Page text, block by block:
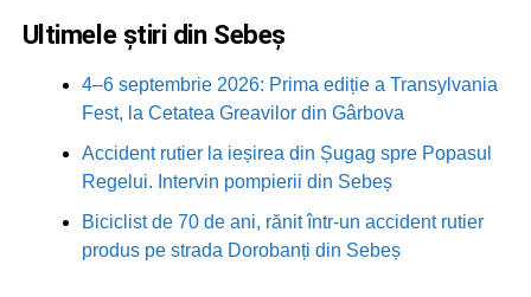
Ultimele știri din Sebeș
4–6 septembrie 2026: Prima ediție a Transylvania
Fest, la Cetatea Greavilor din Gârbova
Accident rutier la ieșirea din Șugag spre Popasul
Regelui. Intervin pompierii din Sebeș
Biciclist de 70 de ani, rănit într-un accident rutier
produs pe strada Dorobanți din Sebeș